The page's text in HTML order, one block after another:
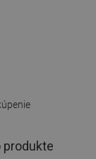
produkte